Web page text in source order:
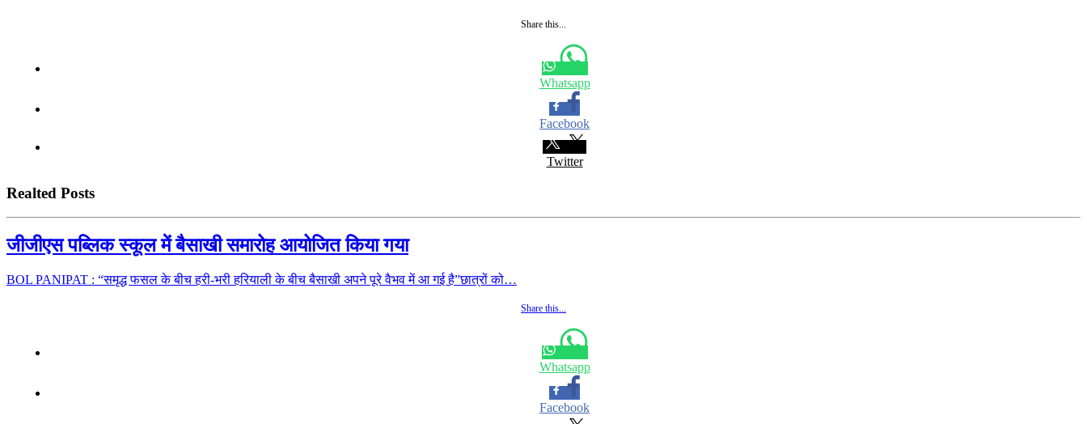
Share this...
Whatsapp
Facebook
Twitter
Realted Posts
जीजीएस पब्लिक स्कूल में बैसाखी समारोह आयोजित किया गया
BOL PANIPAT : “समृद्ध फसल के बीच हरी-भरी हरियाली के बीच बैसाखी अपने पूरे वैभव में आ गई है”छात्रों को…
Share this...
Whatsapp
Facebook